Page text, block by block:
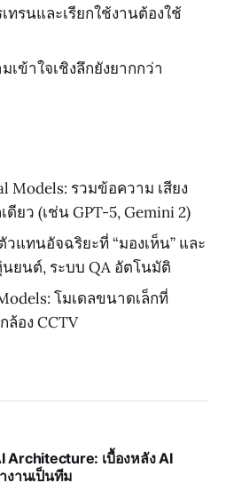
ทรนและเรียกใช้งานต้องใช้
ข้าใจเชิงลึกยังยากกว่า
Models: รวมข้อความ เสียง
ดียว (เช่น GPT-5, Gemini 2)
แทนอัจฉริยะที่ “มองเห็น” และ
นยนต์, ระบบ QA อัตโนมัติ
โมเดลขนาดเล็กที่
อง CCTV
Architecture: เบื้องหลัง AI
งานเป็นทีม